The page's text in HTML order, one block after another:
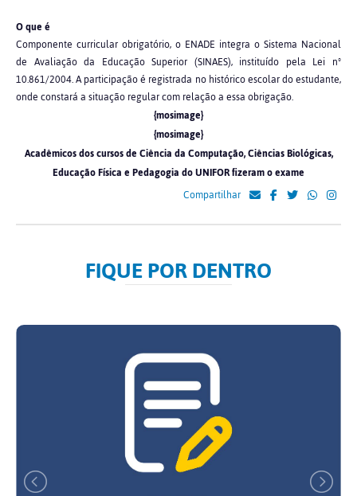
O que é
Componente curricular obrigatório, o ENADE integra o Sistema Nacional
de Avaliação da Educação Superior (SINAES), instituído pela Lei nº
10.861/2004. A participação é registrada no histórico escolar do estudante,
onde constará a situação regular com relação a essa obrigação.
{mosimage}
{mosimage}
Acadêmicos dos cursos de Ciência da Computação, Ciências Biológicas,
Educação Física e Pedagogia do UNIFOR fizeram o exame
Compartilhar
FIQUE POR DENTRO